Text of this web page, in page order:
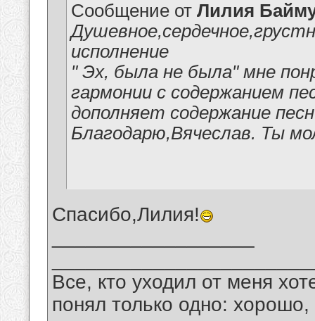
Сообщение от Лилия
исполнение
" Эх, была не была" мне
гармонии с содержанием
дополняет содержание
Благодарю,Вячеслав. Ты
Спасибо,Лилия!
Все, кто уходил от меня
понял только одно: